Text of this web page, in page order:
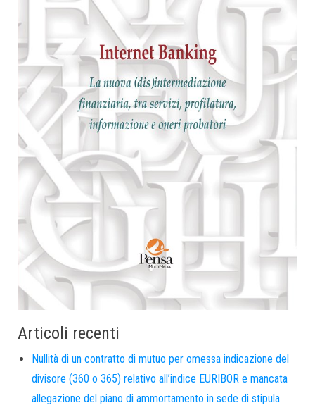
Articoli recenti
Nullità di un contratto di mutuo per omessa indicazione del
divisore (360 o 365) relativo all’indice EURIBOR e mancata
allegazione del piano di ammortamento in sede di stipula